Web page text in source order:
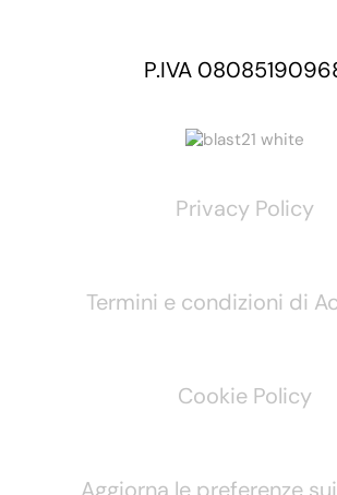
P.IVA
Privacy Policy
Termini e condizioni di
Cookie Policy